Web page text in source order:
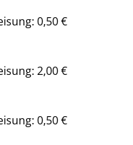
0,50 €
2,00 €
0,50 €